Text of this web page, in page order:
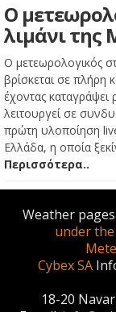
Ο
λιμάνι της
Ο μετεωρολογικός
βρίσκεται σε πλήρη
έχοντας
λειτουργεί σε
πρώτη υλοποίηση
Ελλάδα, η οποία
Περισσότερα..
Weather
under the
Cybex SA
18-20